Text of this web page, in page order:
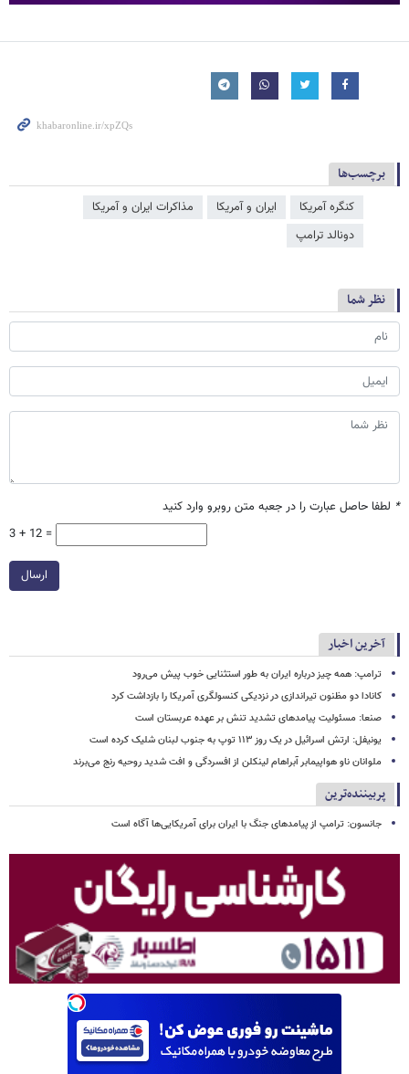
برچسب‌ها
کنگره آمریکا ایران و آمریکا
مذاکرات ایران و آمریکا
دونالد ترامپ
نظر شما
* لطفا حاصل عبارت را در جعبه متن روبرو وارد کنید
3 + 12 =
ارسال
آخرین اخبار
ترامپ: همه چیز درباره ایران به طور استثنایی خوب پیش می‌رود
کانادا دو مظنون تیراندازی در نزدیکی کنسولگری آمریکا را بازداشت کرد
صنعا: مسئولیت پیامدهای تشدید تنش بر عهده عربستان است
یونیفل: ارتش اسرائیل در یک روز ۱۱۳ توپ به جنوب لبنان شلیک کرده است
ملوانان ناو هواپیمابر آبراهام لینکلن از افسردگی و افت شدید روحیه رنج می‌برند
پربیننده‌ترین
جانسون: ترامپ از پیامدهای جنگ با ایران برای آمریکایی‌ها آگاه است